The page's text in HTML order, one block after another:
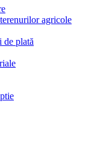
agricole
de plată